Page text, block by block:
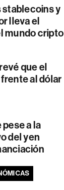
stablecoins y
lleva el
mundo cripto
que el
al dólar
a la
del yen